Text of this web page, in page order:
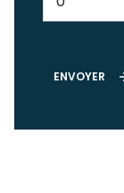
ENVOYER